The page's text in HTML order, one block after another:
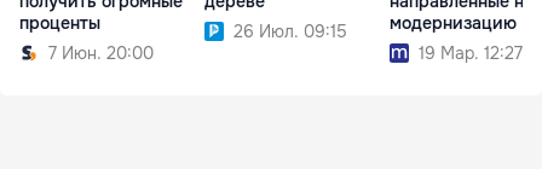
проценты
7 Июн. 20:00
26 Июл. 09:15
модернизацию
19 Мар. 12:27